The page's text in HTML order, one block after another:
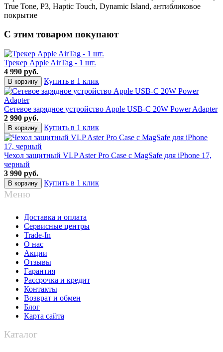
True Tone, P3, Haptic Touch, Dynamic Island, антибликовое
покрытие
С этим товаром покупают
Трекер Apple AirTag - 1 шт.
4 990 руб.
Купить в 1 клик
Сетевое зарядное устройство Apple USB-C 20W Power Adapter
2 990 руб.
Купить в 1 клик
Чехол защитный VLP Aster Pro Case с MagSafe для iPhone 17,
черный
3 990 руб.
Купить в 1 клик
Меню
Доставка и оплата
Сервисные центры
Trade-In
О нас
Акции
Отзывы
Гарантия
Рассрочка и кредит
Контакты
Возврат и обмен
Блог
Карта сайта
Каталог